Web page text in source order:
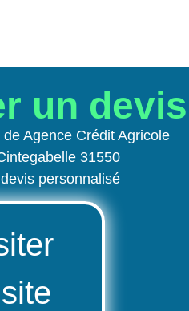
un devis
Agence Crédit Agricole
31550
personnalisé